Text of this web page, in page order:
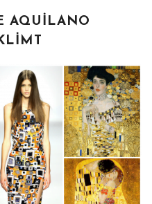
AQUILANO